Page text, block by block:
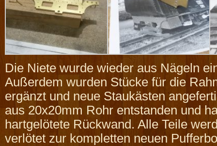
Die Niete wurde wieder aus Nägeln
Außerdem wurden Stücke für die
ergänzt und neue Staukästen
aus 20x20mm Rohr entstanden und
hartgelötete Rückwand. Alle Teile
verlötet zur kompletten neuen